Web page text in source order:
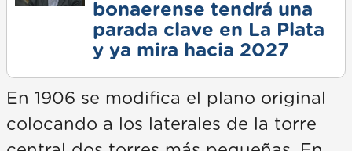
bonaerense tendrá una
parada clave en La Plata
y ya mira hacia 2027
En 1906 se modifica el plano original
colocando a los laterales de la torre